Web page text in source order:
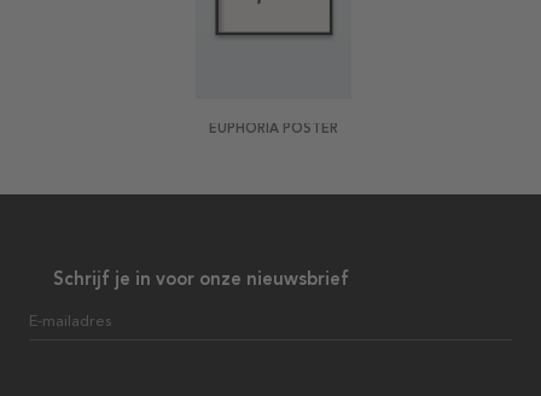
EUPHORIA POSTER
Schrijf je in voor onze nieuwsbrief
E-mailadres